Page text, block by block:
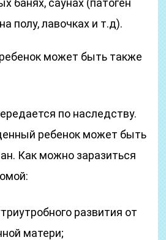
банях, саунах (патоген
полу, лавочках и т.д).
может быть также
по наследству.
ребенок может быть
Как можно заразиться
развития от
матери;